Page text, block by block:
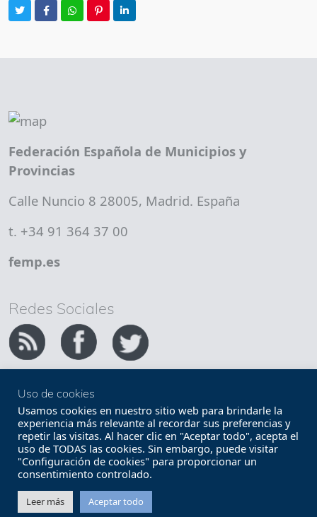
Federación Española de Municipios y
Provincias
Calle Nuncio 8 28005, Madrid. España
t. +34 91 364 37 00
femp.es
Redes Sociales
Copyright FEMP
Accesibilidad
Términos legales
Política de privacidad
Términos y condiciones de uso
Mapa web
Contacto
Uso de cookies
Usamos cookies en nuestro sitio web para brindarle la
experiencia más relevante al recordar sus preferencias y
repetir las visitas. Al hacer clic en "Aceptar todo", acepta el
uso de TODAS las cookies. Sin embargo, puede visitar
"Configuración de cookies" para proporcionar un
consentimiento controlado.
Leer más Aceptar todo